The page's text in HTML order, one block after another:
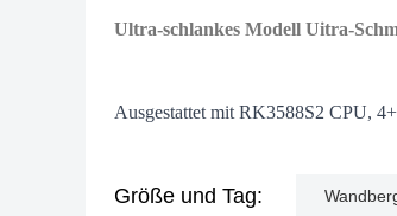
Ultra-schlankes Modell Uitra-
Ausgestattet mit RK3588S2 CPU,
Größe und Tag: